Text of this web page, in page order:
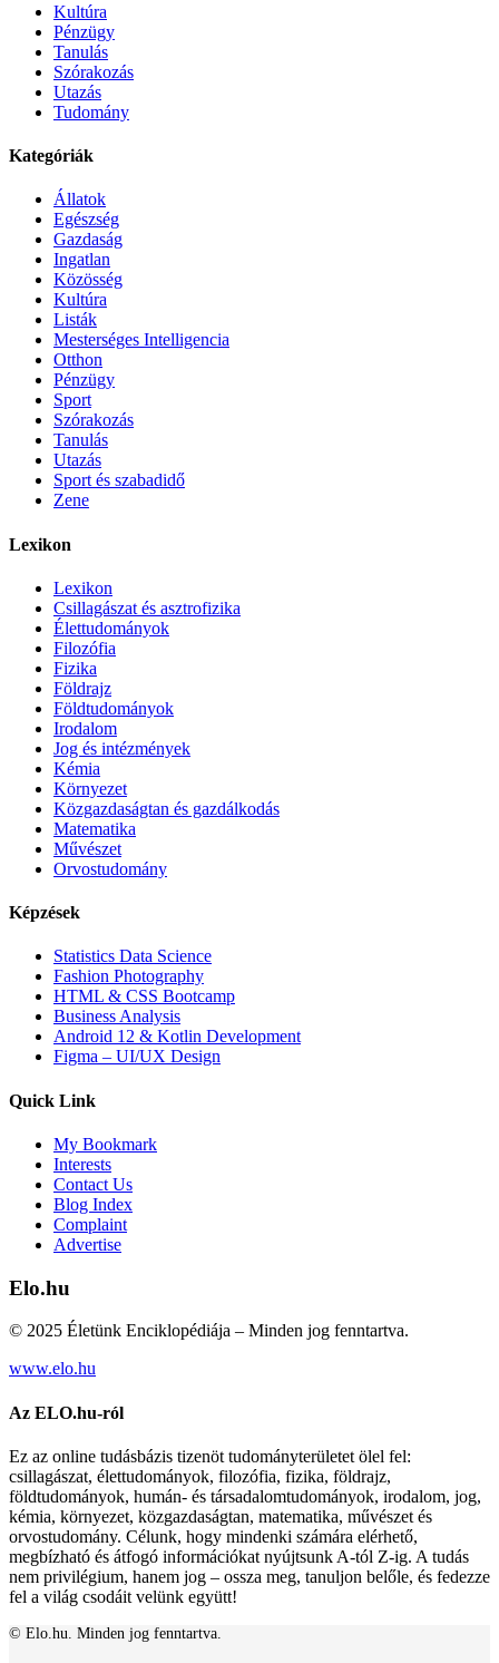
Kultúra
Pénzügy
Tanulás
Szórakozás
Utazás
Tudomány
Kategóriák
Állatok
Egészség
Gazdaság
Ingatlan
Közösség
Kultúra
Listák
Mesterséges Intelligencia
Otthon
Pénzügy
Sport
Szórakozás
Tanulás
Utazás
Sport és szabadidő
Zene
Lexikon
Lexikon
Csillagászat és asztrofizika
Élettudományok
Filozófia
Fizika
Földrajz
Földtudományok
Irodalom
Jog és intézmények
Kémia
Környezet
Közgazdaságtan és gazdálkodás
Matematika
Művészet
Orvostudomány
Képzések
Statistics Data Science
Fashion Photography
HTML & CSS Bootcamp
Business Analysis
Android 12 & Kotlin Development
Figma – UI/UX Design
Quick Link
My Bookmark
Interests
Contact Us
Blog Index
Complaint
Advertise
Elo.hu
© 2025 Életünk Enciklopédiája – Minden jog fenntartva.
www.elo.hu
Az ELO.hu-ról
Ez az online tudásbázis tizenöt tudományterületet ölel fel:
csillagászat, élettudományok, filozófia, fizika, földrajz,
földtudományok, humán- és társadalomtudományok, irodalom, jog,
kémia, környezet, közgazdaságtan, matematika, művészet és
orvostudomány. Célunk, hogy mindenki számára elérhető,
megbízható és átfogó információkat nyújtsunk A-tól Z-ig. A tudás
nem privilégium, hanem jog – ossza meg, tanuljon belőle, és fedezze
fel a világ csodáit velünk együtt!
© Elo.hu. Minden jog fenntartva.